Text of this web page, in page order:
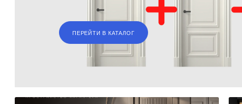
ПЕРЕЙТИ В КАТАЛОГ